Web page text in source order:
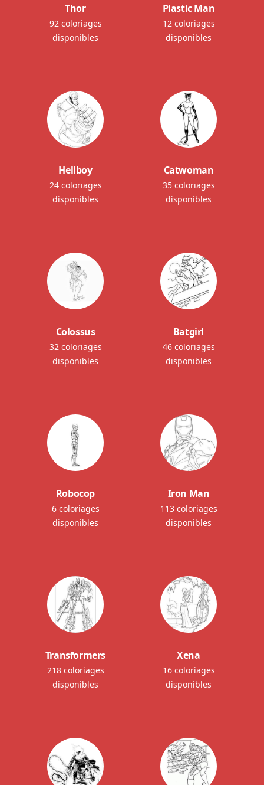
Thor
92 coloriages
disponibles
Plastic Man
12 coloriages
disponibles
Hellboy
24 coloriages
disponibles
Catwoman
35 coloriages
disponibles
Colossus
32 coloriages
disponibles
Batgirl
46 coloriages
disponibles
Robocop
6 coloriages
disponibles
Iron Man
113 coloriages
disponibles
Transformers
218 coloriages
disponibles
Xena
16 coloriages
disponibles